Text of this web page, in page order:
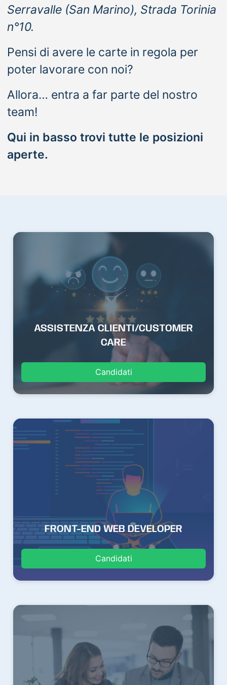
Serravalle (San Marino), Strada Torinia
n°10.
Pensi di avere le carte in regola per
poter lavorare con noi?
Allora… entra a far parte del nostro
team!
Qui in basso trovi tutte le posizioni
aperte.
ASSISTENZA CLIENTI/CUSTOMER
CARE
Candidati
FRONT-END WEB DEVELOPER
Candidati